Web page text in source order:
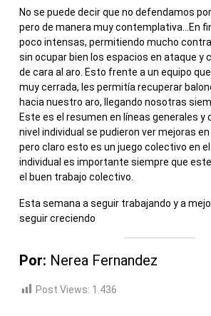
No se puede decir que no defendamos
pero de manera muy contemplativa…En
poco intensas, permitiendo mucho
sin ocupar bien los espacios en ataque y
de cara al aro. Esto frente a un equipo
muy cerrada, les permitía recuperar
hacia nuestro aro, llegando nosotras
Este es el resumen en líneas generales y
nivel individual se pudieron ver mejoras
pero claro esto es un juego colectivo en
individual es importante siempre que
el buen trabajo colectivo.
Esta semana a seguir trabajando y a
seguir creciendo
Por: Nerea Fernandez
Post Views: 1.436